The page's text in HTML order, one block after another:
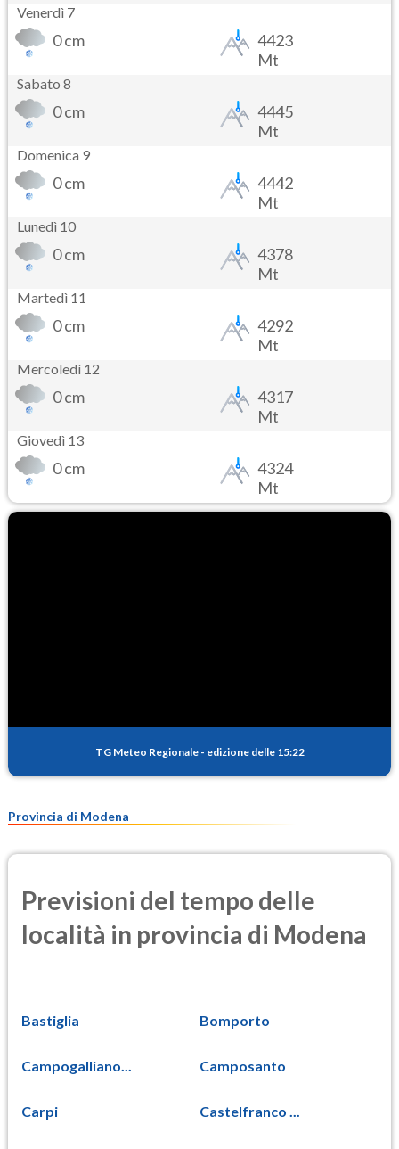
Venerdì 7
0 cm
4423
Mt
Sabato 8
0 cm
4445
Mt
Domenica 9
0 cm
4442
Mt
Lunedì 10
0 cm
4378
Mt
Martedì 11
0 cm
4292
Mt
Mercoledì 12
0 cm
4317
Mt
Giovedì 13
0 cm
4324
Mt
TG Meteo Regionale - edizione delle 15:22
Provincia di Modena
Previsioni del tempo delle
località in provincia di Modena
Bastiglia Bomporto
Campogalliano... Camposanto
Carpi Castelfranco ...